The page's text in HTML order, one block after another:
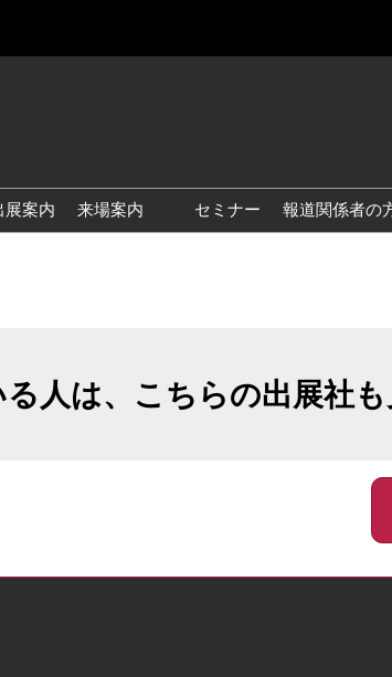
展案内
来場案内
アクセス・来場ガイド
セミナー 報道関係者の
人は、こちらの出展社